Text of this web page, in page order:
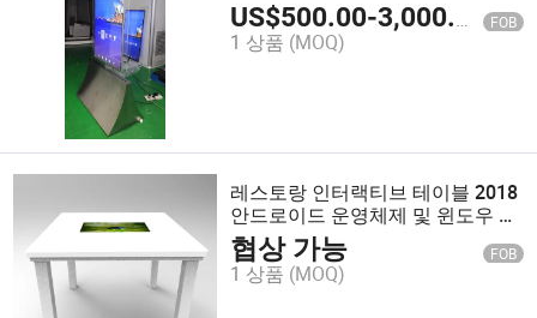
US$500.00-3,000.00 FOB
1 상품 (MOQ)
레스토랑 인터랙티브 테이블 2018
안드로이드 운영체제 및 윈도우 운
영체제와 함께하는 새로운 디자인
협상 가능 FOB
1 상품 (MOQ)